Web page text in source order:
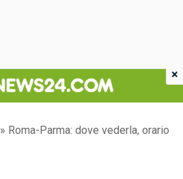
» Roma-Parma: dove vederla, orario
×